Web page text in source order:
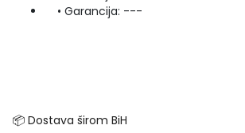
• Garancija: ---
📦 Dostava širom BiH